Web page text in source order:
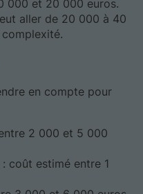
000 et 20 000 euros.
aller de 20 000 à 40
en compte pour
2 000 et 5 000
coût estimé entre 1